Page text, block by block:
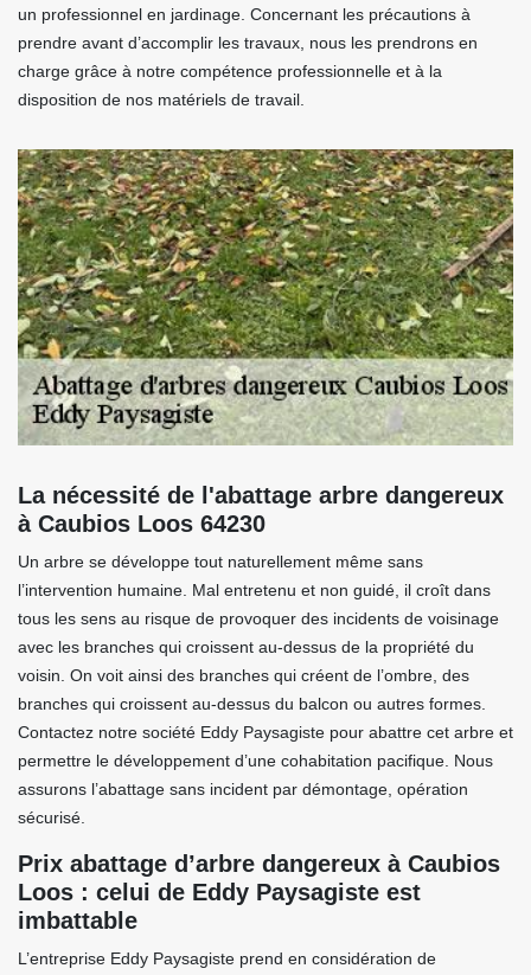
un professionnel en jardinage. Concernant les précautions à
prendre avant d’accomplir les travaux, nous les prendrons en
charge grâce à notre compétence professionnelle et à la
disposition de nos matériels de travail.
La nécessité de l'abattage arbre dangereux
à Caubios Loos 64230
Un arbre se développe tout naturellement même sans
l’intervention humaine. Mal entretenu et non guidé, il croît dans
tous les sens au risque de provoquer des incidents de voisinage
avec les branches qui croissent au-dessus de la propriété du
voisin. On voit ainsi des branches qui créent de l’ombre, des
branches qui croissent au-dessus du balcon ou autres formes.
Contactez notre société Eddy Paysagiste pour abattre cet arbre et
permettre le développement d’une cohabitation pacifique. Nous
assurons l’abattage sans incident par démontage, opération
sécurisé.
Prix abattage d’arbre dangereux à Caubios
Loos : celui de Eddy Paysagiste est
imbattable
L’entreprise Eddy Paysagiste prend en considération de